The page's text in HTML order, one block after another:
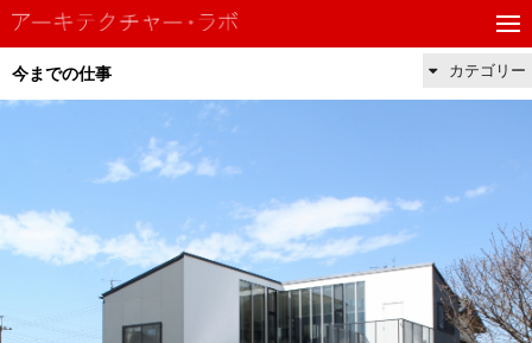
今までの仕事 カテゴリー